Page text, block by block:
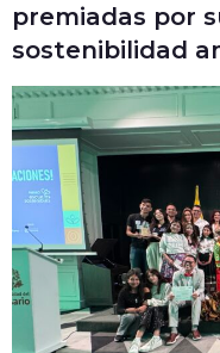
premiadas por
sostenibilidad